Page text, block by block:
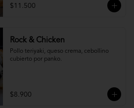
$11.500
Rock & Chicken
Pollo teriyaki, queso crema, cebollino
cubierto por panko.
$8.900